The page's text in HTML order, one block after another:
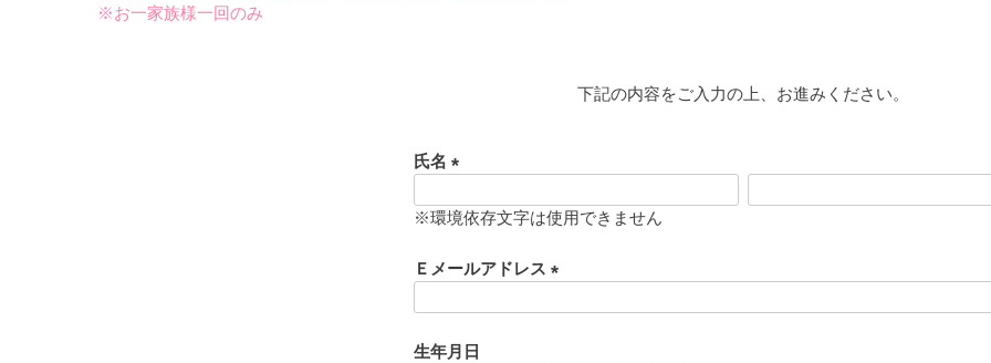
※お一家族様一回のみ
下記の内容をご入力の上、お進みください。
氏名
必
)
※環境依存文字は使用できません
Ｅメールアドレス
生年月日